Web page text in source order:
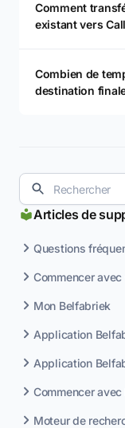
Articles de
Questions
Commencer
Mon Belfabriek
Application
Application
Commencer
Moteur de
Comment
existant vers
Combien de
destination